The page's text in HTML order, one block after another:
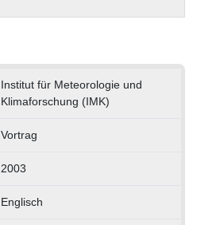
Institut für Meteorologie und
Klimaforschung (IMK)
Vortrag
2003
Englisch